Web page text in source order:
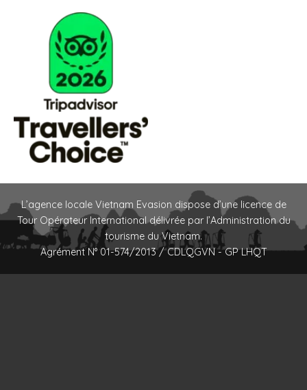
L’agence locale Vietnam Evasion dispose d’une licence de
Tour Opérateur International délivrée par l’Administration du
tourisme du Vietnam.
Agrément N° 01-574/2013 / CDLQGVN - GP LHQT